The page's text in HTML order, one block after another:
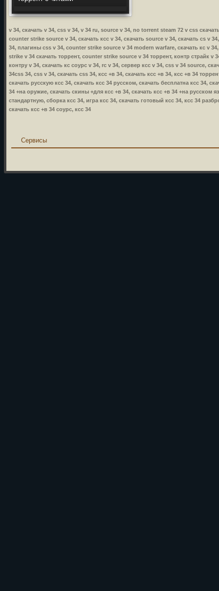
v 34, скачать v 34, css v 34, v 34 ru, source v 34, no torrent steam 72 v css
counter strike source v 34, скачать ксс v 34, скачать source v 34, скачать cs v
34, плагины css v 34, counter strike source v 34 modern warfare, скачать кс v
strike v 34 скачать торрент, counter strike source v 34 торрент, контр страйк v
контру v 34, скачать кс соурс v 34, rc v 34, сервер ксс v 34, css v 34 source,
34css 34, css v 34, скачать css 34, ксс +в 34, скачать ксс +в 34, ксс +в 34
скачать русскую ксс 34, скачать ксс 34 русском, скачать бесплатна ксс 34,
34 +на оружие, скачать скины +для ксс +в 34, скачать ксс +в 34 +на русском
стандартную, сборка ксс 34, игра ксс 34, скачать готовый ксс 34, ксс 34
скачать ксс +в 34 соурс, ксс 34
Сервисы